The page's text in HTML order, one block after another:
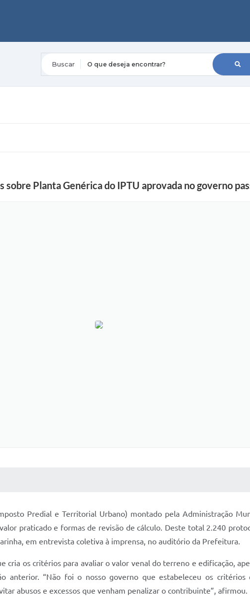
Planta Genérica do IPTU aprovada no governo
Predial e Territorial Urbano) montado pela Administração
praticado e formas de revisão de cálculo. Deste total 2.240
em entrevista coletiva à imprensa, no auditório da Prefeitura.
cria os critérios para avaliar o valor venal do terreno e edificação,
anterior. “Não foi o nosso governo que estabeleceu os
abusos e excessos que venham penalizar o contribuinte”, afirmou.